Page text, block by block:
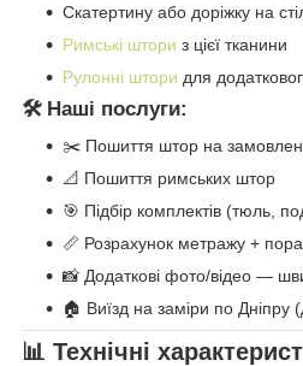
Скатертину або доріжку на
Римські штори з цієї тканини
Рулонні штори для
🛠️ Наші послуги:
✂️ Пошиття штор на
📐 Пошиття римських штор
🎯 Підбір комплектів (тюль,
📏 Розрахунок метражу +
📸 Додаткові фото/відео —
🏠 Виїзд на заміри по Дніпру
📊 Технічні